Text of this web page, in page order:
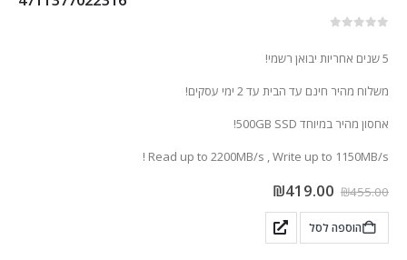
5 שנים אחריות יבואן רשמי!
משלוח מהיר חינם עד הבית עד 2 ימי עסקים!
אחסון מהיר במיוחד 500GB SSD!
Read up to 2200MB/s , Write up to 1150MB/s !
₪455.00
₪419.00
הוספה לסל